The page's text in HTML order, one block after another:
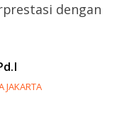
dengan
JAKARTA